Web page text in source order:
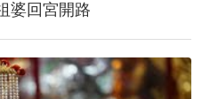
婆回宮開路